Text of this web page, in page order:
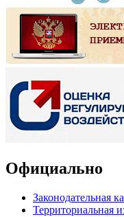
Официально
Законодательная
Территориальная